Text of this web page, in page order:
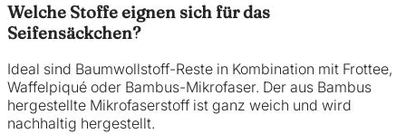
Welche Stoffe eignen sich für das
Seifensäckchen?
Ideal sind Baumwollstoff-Reste in Kombination mit Frottee,
Waffelpiqué oder Bambus-Mikrofaser. Der aus Bambus
hergestellte Mikrofaserstoff ist ganz weich und wird
nachhaltig hergestellt.